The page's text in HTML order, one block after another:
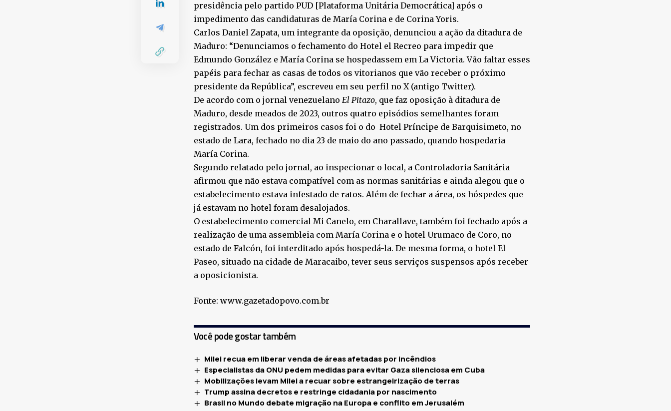
presidência pelo partido PUD [Plataforma Unitária Democrática] após o
impedimento das candidaturas de María Corina e de Corina Yoris.
Carlos Daniel Zapata, um integrante da oposição, denunciou a ação da ditadura de
Maduro: “Denunciamos o fechamento do Hotel el Recreo para impedir que
Edmundo González e María Corina se hospedassem em La Victoria. Vão faltar esses
papéis para fechar as casas de todos os vitorianos que vão receber o próximo
presidente da República”, escreveu em seu perfil no X (antigo Twitter).
De acordo com o jornal venezuelano El Pitazo, que faz oposição à ditadura de
Maduro, desde meados de 2023, outros quatro episódios semelhantes foram
registrados. Um dos primeiros casos foi o do Hotel Príncipe de Barquisimeto, no
estado de Lara, fechado no dia 23 de maio do ano passado, quando hospedaria
María Corina.
Segundo relatado pelo jornal, ao inspecionar o local, a Controladoria Sanitária
afirmou que não estava compatível com as normas sanitárias e ainda alegou que o
estabelecimento estava infestado de ratos. Além de fechar a área, os hóspedes que
já estavam no hotel foram desalojados.
O estabelecimento comercial Mi Canelo, em Charallave, também foi fechado após a
realização de uma assembleia com María Corina e o hotel Urumaco de Coro, no
estado de Falcón, foi interditado após hospedá-la. De mesma forma, o hotel El
Paseo, situado na cidade de Maracaibo, tever seus serviços suspensos após receber
a oposicionista.
Fonte: www.gazetadopovo.com.br
Você pode gostar também
Milei recua em liberar venda de áreas afetadas por incêndios
Especialistas da ONU pedem medidas para evitar Gaza silenciosa em Cuba
Mobilizações levam Milei a recuar sobre estrangeirização de terras
Trump assina decretos e restringe cidadania por nascimento
Brasil no Mundo debate migração na Europa e conflito em Jerusalém